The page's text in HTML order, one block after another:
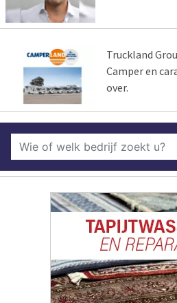
Truckland
Camper en
over.